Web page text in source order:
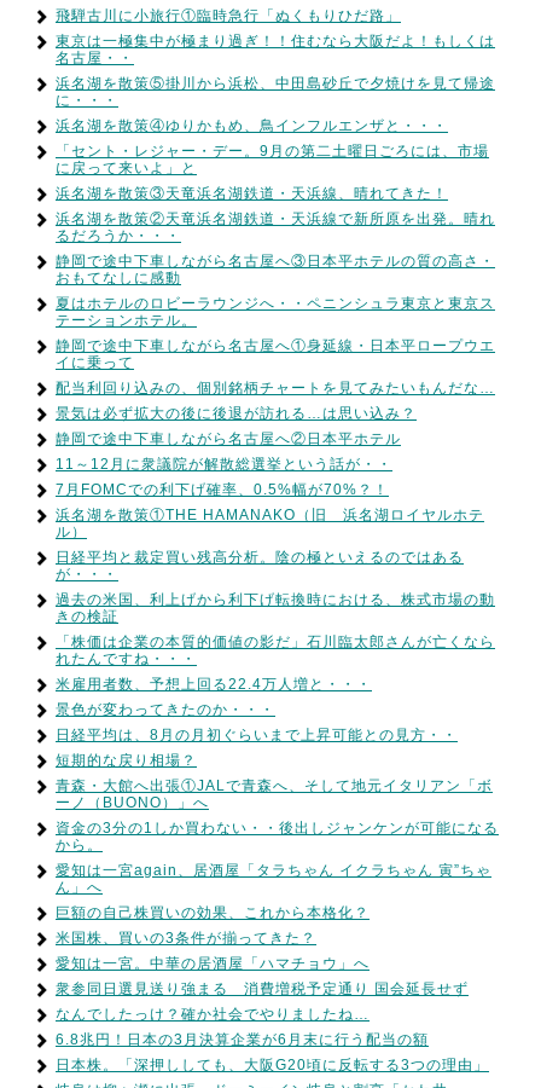
飛騨古川に小旅行①臨時急行「ぬくもりひだ路」
東京は一極集中が極まり過ぎ！！住むなら大阪だよ！もしくは
名古屋・・
浜名湖を散策⑤掛川から浜松、中田島砂丘で夕焼けを見て帰途
に・・・
浜名湖を散策④ゆりかもめ、鳥インフルエンザと・・・
「セント・レジャー・デー。9月の第二土曜日ごろには、市場
に戻って来いよ」と
浜名湖を散策③天竜浜名湖鉄道・天浜線、晴れてきた！
浜名湖を散策②天竜浜名湖鉄道・天浜線で新所原を出発。晴れ
るだろうか・・・
静岡で途中下車しながら名古屋へ③日本平ホテルの質の高さ・
おもてなしに感動
夏はホテルのロビーラウンジへ・・ペニンシュラ東京と東京ス
テーションホテル。
静岡で途中下車しながら名古屋へ①身延線・日本平ロープウエ
イに乗って
配当利回り込みの、個別銘柄チャートを見てみたいもんだな…
景気は必ず拡大の後に後退が訪れる…は思い込み？
静岡で途中下車しながら名古屋へ②日本平ホテル
11～12月に衆議院が解散総選挙という話が・・
7月FOMCでの利下げ確率、0.5%幅が70%？！
浜名湖を散策①THE HAMANAKO（旧 浜名湖ロイヤルホテ
ル）
日経平均と裁定買い残高分析。陰の極といえるのではある
が・・・
過去の米国、利上げから利下げ転換時における、株式市場の動
きの検証
「株価は企業の本質的価値の影だ」石川臨太郎さんが亡くなら
れたんですね・・・
米雇用者数、予想上回る22.4万人増と・・・
景色が変わってきたのか・・・
日経平均は、8月の月初ぐらいまで上昇可能との見方・・
短期的な戻り相場？
青森・大館へ出張①JALで青森へ、そして地元イタリアン「ボ
ーノ（BUONO）」へ
資金の3分の1しか買わない・・後出しジャンケンが可能になる
から。
愛知は一宮again、居酒屋「タラちゃん イクラちゃん 寅”ちゃ
ん」へ
巨額の自己株買いの効果、これから本格化？
米国株、買いの3条件が揃ってきた？
愛知は一宮。中華の居酒屋「ハマチョウ」へ
衆参同日選見送り強まる 消費増税予定通り 国会延長せず
なんでしたっけ？確か社会でやりましたね…
6.8兆円！日本の3月決算企業が6月末に行う配当の額
日本株。「深押ししても、大阪G20頃に反転する3つの理由」